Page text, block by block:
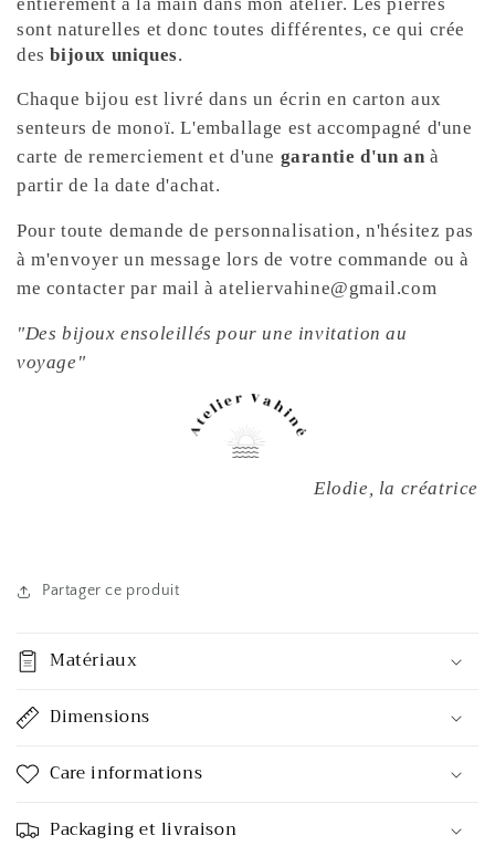
sont naturelles et donc toutes différentes, ce qui crée
desbijoux uniques.
Chaque bijou est livré dans un écrin en carton aux
senteurs de monoï. L'emballage est accompagné d'une
carte de remerciement et d'une garantie d'un an à
partir de la date d'achat.
Pour toute demande de personnalisation, n'hésitez pas
à m'envoyer un message lors de votre commande ou à
me contacter par mail à ateliervahine@gmail.com
"Des bijoux ensoleillés pour une invitation au
voyage"
Elodie, la créatrice
Partager ce produit
Matériaux
Dimensions
Care informations
Packaging et livraison